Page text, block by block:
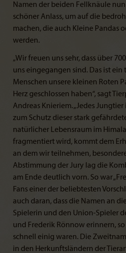
Namen der beiden Fellknäule
schöner Anlass, um auf die
machen, die auch Kleine Pandas
werden.
„Wir freuen uns sehr, dass über
uns eingegangen sind. Das ist ein
Menschen unsere kleinen Roten
Herz geschlossen haben“, sagt
Andreas Knieriem. „Jedes
zum Schutz dieser stark
natürlicher Lebensraum im
fragmentiert wird, kommt dem
an dem wir teilnehmen,
Abstimmung der Jury lag die
am Ende deutlich vorn. So war
Fans einer der beliebtesten
auch daran, dass die Namen an
Spielerin und den Union-Spieler
und Frederik Rönnow erinnern, so
schnell einig waren. Die
in den Herkunftsländern der